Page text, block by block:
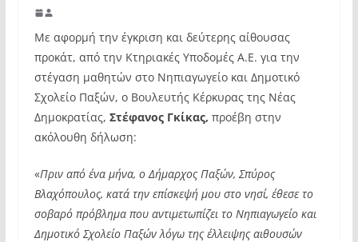
Με αφορμή την έγκριση και δεύτερης αίθουσας
προκάτ, από την Κτηριακές Υποδομές Α.Ε. για την
στέγαση μαθητών στο Νηπιαγωγείο και Δημοτικό
Σχολείο Παξών, ο Βουλευτής Κέρκυρας της Νέας
Δημοκρατίας, Στέφανος Γκίκας, προέβη στην
ακόλουθη δήλωση:
«Πριν από ένα μήνα, ο Δήμαρχος Παξών, Σπύρος
Βλαχόπουλος, κατά την επίσκεψή μου στο νησί, έθεσε το
σοβαρό πρόβλημα που αντιμετωπίζει το Νηπιαγωγείο και
Δημοτικό Σχολείο Παξών λόγω της έλλειψης αιθουσών